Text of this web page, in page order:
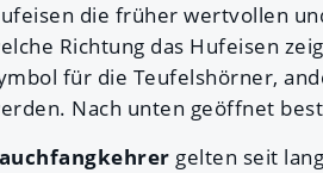
die früher wertvollen
Richtung das Hufeisen
für die Teufelshörner,
Nach unten geöffnet
gelten seit